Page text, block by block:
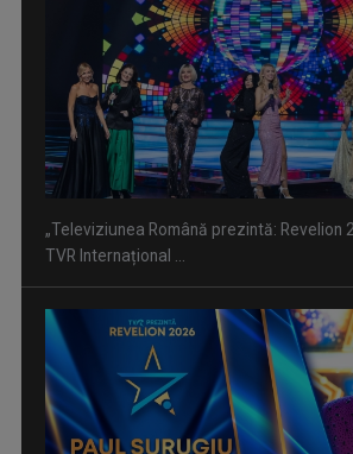
„Televiziunea Română prezintă: Revelion
TVR Internațional ...